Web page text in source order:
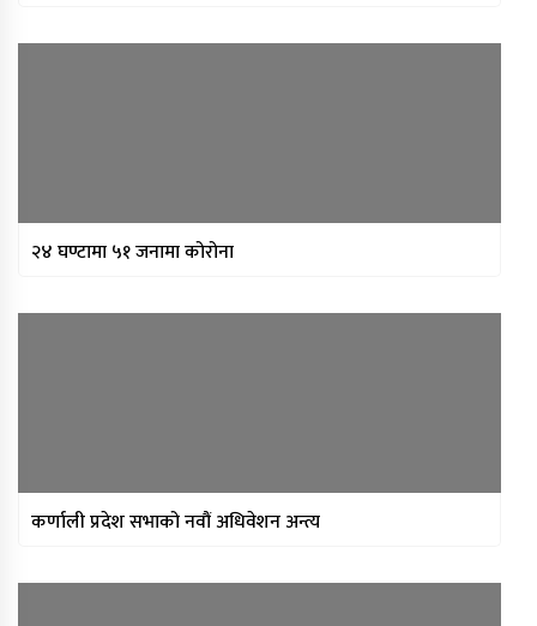
२४ घण्टामा ५१ जनामा कोरोना
कर्णाली प्रदेश सभाको नवौं अधिवेशन अन्त्य